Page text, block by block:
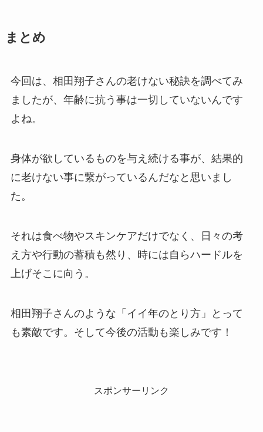
まとめ
今回は、相田翔子さんの老けない秘訣を調べてみ
ましたが、年齢に抗う事は一切していないんです
よね。
身体が欲しているものを与え続ける事が、結果的
に老けない事に繋がっているんだなと思いまし
た。
それは食べ物やスキンケアだけでなく、日々の考
え方や行動の蓄積も然り、時には自らハードルを
上げそこに向う。
相田翔子さんのような「イイ年のとり方」とって
も素敵です。そして今後の活動も楽しみです！
スポンサーリンク